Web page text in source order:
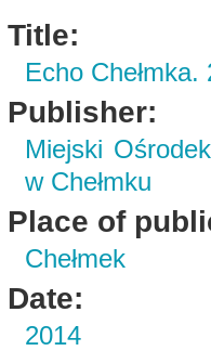
Title:
Echo
Publisher:
Miejski
w Chełmku
Place of
Chełmek
Date:
2014